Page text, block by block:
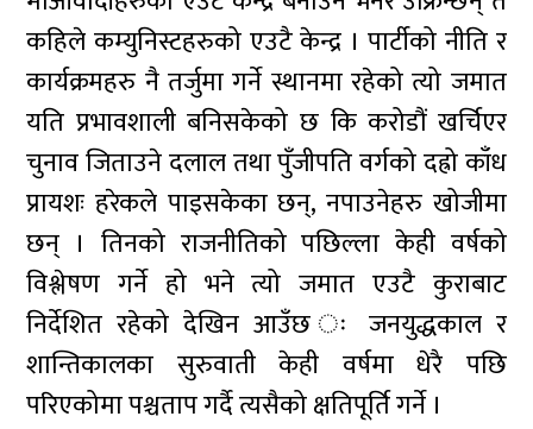
कहिले कम्युनिस्टहरुको एउटै केन्द्र । पार्टीको नीति र
कार्यक्रमहरु नै तर्जुमा गर्ने स्थानमा रहेको त्यो जमात
यति प्रभावशाली बनिसकेको छ कि करोडौं खर्चिएर
चुनाव जिताउने दलाल तथा पुँजीपति वर्गको दह्रो काँध
प्रायशः हरेकले पाइसकेका छन्, नपाउनेहरु खोजीमा
छन् । तिनको राजनीतिको पछिल्ला केही वर्षको
विश्लेषण गर्ने हो भने त्यो जमात एउटै कुराबाट
निर्देशित रहेको देखिन आउँछ ः जनयुद्धकाल र
शान्तिकालका सुरुवाती केही वर्षमा धेरै पछि
परिएकोमा पश्चताप गर्दै त्यसैको क्षतिपूर्ति गर्ने ।